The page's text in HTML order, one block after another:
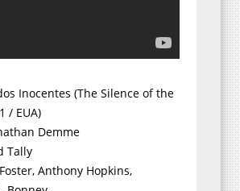
Inocentes (The Silence of the
/ EUA)
Demme
Tally
Anthony Hopkins,